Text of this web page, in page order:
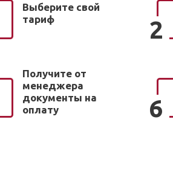
Выберите свой
тариф
2
Получите от
менеджера
документы на
оплату
6